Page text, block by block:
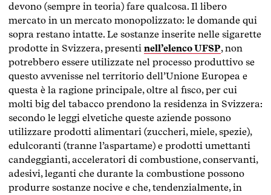
devono (sempre in teoria) fare qualcosa. Il libero
mercato in un mercato monopolizzato: le domande qui
sopra restano intatte. Le sostanze inserite nelle sigarette
prodotte in Svizzera, presenti nell’elenco UFSP, non
potrebbero essere utilizzate nel processo produttivo se
questo avvenisse nel territorio dell’Unione Europea e
questa è la ragione principale, oltre al fisco, per cui
molti big del tabacco prendono la residenza in Svizzera:
secondo le leggi elvetiche queste aziende possono
utilizzare prodotti alimentari (zuccheri, miele, spezie),
edulcoranti (tranne l’aspartame) e prodotti umettanti
candeggianti, acceleratori di combustione, conservanti,
adesivi, leganti che durante la combustione possono
produrre sostanze nocive e che, tendenzialmente, in